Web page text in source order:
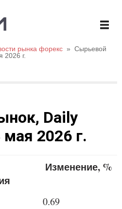
рынка форекс » Сырьевой
2026 г.
Daily
2026 г.
Изменение, %
0.69